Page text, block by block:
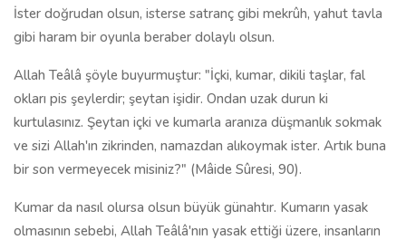
İster doğrudan olsun, isterse satranç gibi mekrûh, yahut tavla
gibi haram bir oyunla beraber dolaylı olsun.
Allah Teâlâ şöyle buyurmuştur: "İçki, kumar, dikili taşlar, fal
okları pis şeylerdir; şeytan işidir. Ondan uzak durun ki
kurtulasınız. Şeytan içki ve kumarla aranıza düşmanlık sokmak
ve sizi Allah'ın zikrinden, namazdan alıkoymak ister. Artık buna
bir son vermeyecek misiniz?" (Mâide Sûresi, 90).
Kumar da nasıl olursa olsun büyük günahtır. Kumarın yasak
olmasının sebebi, Allah Teâlâ'nın yasak ettiği üzere, insanların